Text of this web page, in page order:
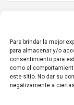
Para brindar la mejor
para almacenar y/o
consentimiento para
como el
este sitio. No dar su
negativamente a